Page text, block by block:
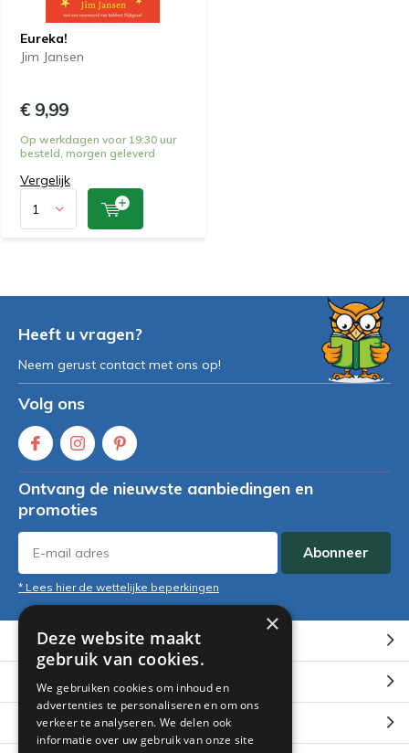
Eureka!
Jim Jansen
€ 9,99
Op werkdagen voor 19:30 uur
besteld, morgen geleverd
Vergelijk
Heeft u vragen?
Neem gerust contact met ons op!
Volg ons
Ontvang de nieuwste aanbiedingen en
promoties
Abonneer
* Lees hier de wettelijke beperkingen
Klantenservice
Mijn account
Categorieën
×
Deze website maakt
gebruik van cookies.
We gebruiken cookies om inhoud en
advertenties te personaliseren en om ons
verkeer te analyseren. We delen ook
informatie over uw gebruik van onze site